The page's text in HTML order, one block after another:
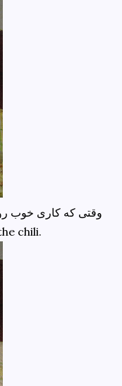
وقتی که کاری خوب
chili.